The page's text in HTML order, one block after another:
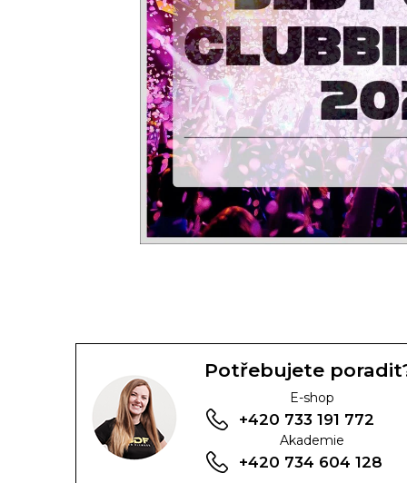
Potřebujete
E-shop
+420 733 191 772
Akademie
+420 734 604 128